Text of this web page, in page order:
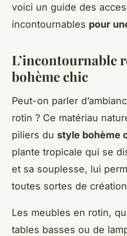
voici un guide des
incontournables pour
L’incontournable
bohème chic
Peut-on parler
rotin ? Ce matériau
piliers du style bohème
plante tropicale qui se
et sa souplesse, lui
toutes sortes de
Les meubles en rotin,
tables basses ou de